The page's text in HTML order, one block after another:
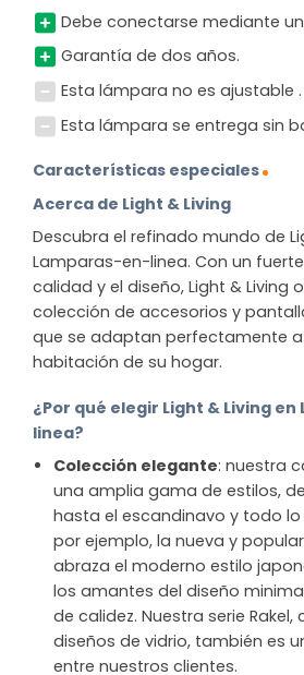
Debe conectarse mediante
Garantía de dos años.
Esta lámpara no es ajustable .
Esta lámpara se entrega sin
Características especiales
Acerca de Light & Living
Descubra el refinado mundo de
Lamparas-en-linea. Con un
calidad y el diseño, Light & Living
colección de accesorios y
que se adaptan perfectamente
habitación de su hogar.
¿Por qué elegir Light & Living
linea?
Colección elegante: nuestra
una amplia gama de estilos,
hasta el escandinavo y todo lo
por ejemplo, la nueva y
abraza el moderno estilo
los amantes del diseño
de calidez. Nuestra serie
diseños de vidrio, también es
entre nuestros clientes.